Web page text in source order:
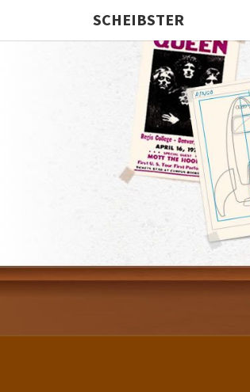
SCHEIBSTER